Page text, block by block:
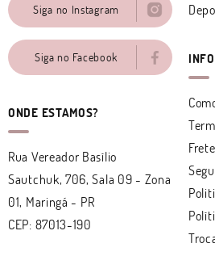
Siga no Instagram
Siga no Facebook
ONDE ESTAMOS?
Rua Vereador Basílio
Sautchuk, 706, Sala 09 - Zona
01, Maringá - PR
CEP: 87013-190